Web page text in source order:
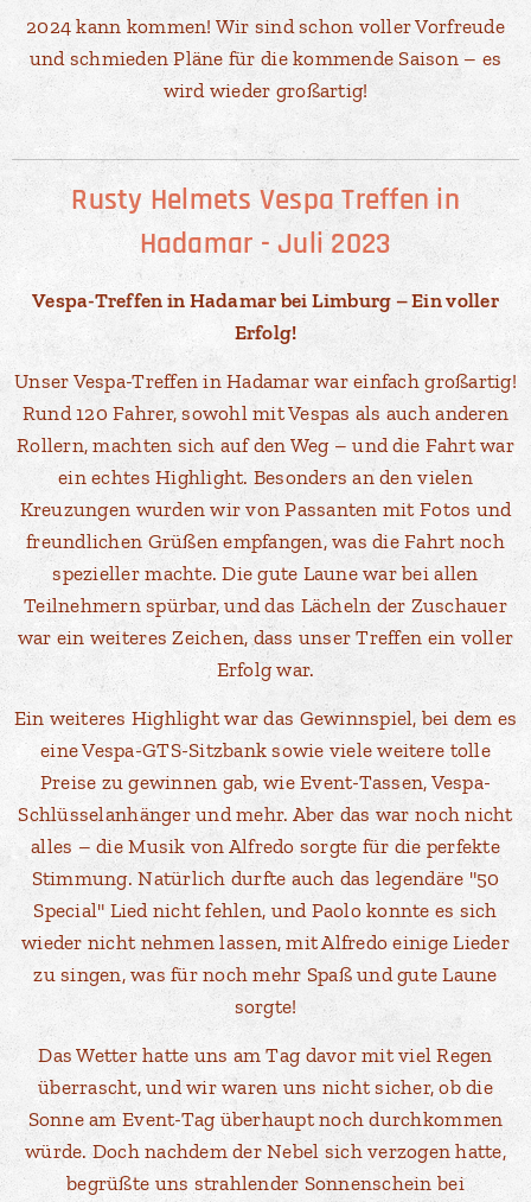
2024 kann kommen! Wir sind schon voller Vorfreude
und schmieden Pläne für die kommende Saison – es
wird wieder großartig!
Rusty Helmets Vespa Treffen in
Hadamar - Juli 2023
Vespa-Treffen in Hadamar bei Limburg – Ein voller
Erfolg!
Unser Vespa-Treffen in Hadamar war einfach großartig!
Rund 120 Fahrer, sowohl mit Vespas als auch anderen
Rollern, machten sich auf den Weg – und die Fahrt war
ein echtes Highlight. Besonders an den vielen
Kreuzungen wurden wir von Passanten mit Fotos und
freundlichen Grüßen empfangen, was die Fahrt noch
spezieller machte. Die gute Laune war bei allen
Teilnehmern spürbar, und das Lächeln der Zuschauer
war ein weiteres Zeichen, dass unser Treffen ein voller
Erfolg war.
Ein weiteres Highlight war das Gewinnspiel, bei dem es
eine Vespa-GTS-Sitzbank sowie viele weitere tolle
Preise zu gewinnen gab, wie Event-Tassen, Vespa-
Schlüsselanhänger und mehr. Aber das war noch nicht
alles – die Musik von Alfredo sorgte für die perfekte
Stimmung. Natürlich durfte auch das legendäre "50
Special" Lied nicht fehlen, und Paolo konnte es sich
wieder nicht nehmen lassen, mit Alfredo einige Lieder
zu singen, was für noch mehr Spaß und gute Laune
sorgte!
Das Wetter hatte uns am Tag davor mit viel Regen
überrascht, und wir waren uns nicht sicher, ob die
Sonne am Event-Tag überhaupt noch durchkommen
würde. Doch nachdem der Nebel sich verzogen hatte,
begrüßte uns strahlender Sonnenschein bei